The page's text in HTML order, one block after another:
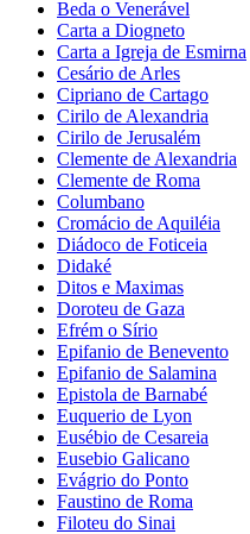
Beda o Venerável
Carta a Diogneto
Carta a Igreja de Esmirna
Cesário de Arles
Cipriano de Cartago
Cirilo de Alexandria
Cirilo de Jerusalém
Clemente de Alexandria
Clemente de Roma
Columbano
Cromácio de Aquiléia
Diádoco de Foticeia
Didaké
Ditos e Maximas
Doroteu de Gaza
Efrém o Sírio
Epifanio de Benevento
Epifanio de Salamina
Epistola de Barnabé
Euquerio de Lyon
Eusébio de Cesareia
Eusebio Galicano
Evágrio do Ponto
Faustino de Roma
Filoteu do Sinai